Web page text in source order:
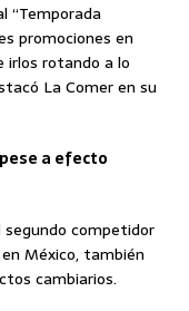
“Temporada
promociones en
irlos rotando a lo
La Comer en su
a efecto
segundo competidor
México, también
cambiarios.